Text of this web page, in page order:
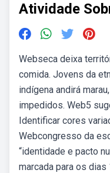
Atividade
Webseca deixa
comida. Jovens da
indígena andirá
impedidos. Web5
Identificar cores
Webcongresso da
“identidade e pacto
marcada para os